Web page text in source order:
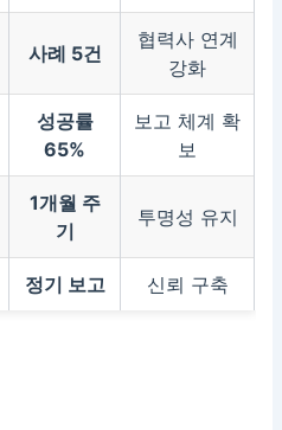
사례 5건
협력사 연계
강화
성공률
65%
보고 체계 확
보
1개월 주
기
투명성 유지
정기 보고 신뢰 구축